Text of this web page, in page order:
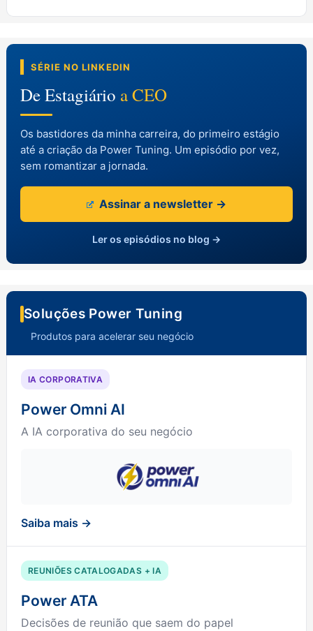
SÉRIE NO LINKEDIN
De Estagiário a CEO
Os bastidores da minha carreira, do primeiro estágio
até a criação da Power Tuning. Um episódio por vez,
sem romantizar a jornada.
Assinar a newsletter →
Ler os episódios no blog →
Soluções Power Tuning
Produtos para acelerar seu negócio
IA CORPORATIVA
Power Omni AI
A IA corporativa do seu negócio
Saiba mais →
REUNIÕES CATALOGADAS + IA
Power ATA
Decisões de reunião que saem do papel